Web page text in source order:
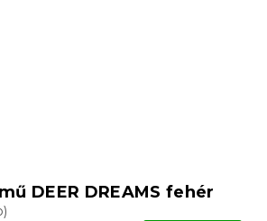
DEER DREAMS fehér